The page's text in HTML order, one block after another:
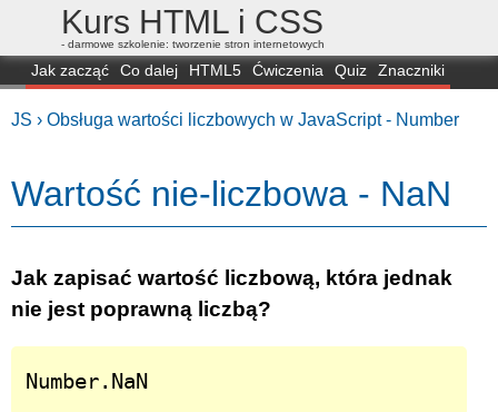
Kurs HTML i CSS
- darmowe szkolenie: tworzenie stron internetowych
Jak zacząć Co dalej HTML5 Ćwiczenia Quiz
Znaczniki
JS › Obsługa wartości liczbowych w JavaScript - Number
Wartość nie-liczbowa - NaN
Jak zapisać wartość liczbową, która jednak
nie jest poprawną liczbą?
Number.NaN